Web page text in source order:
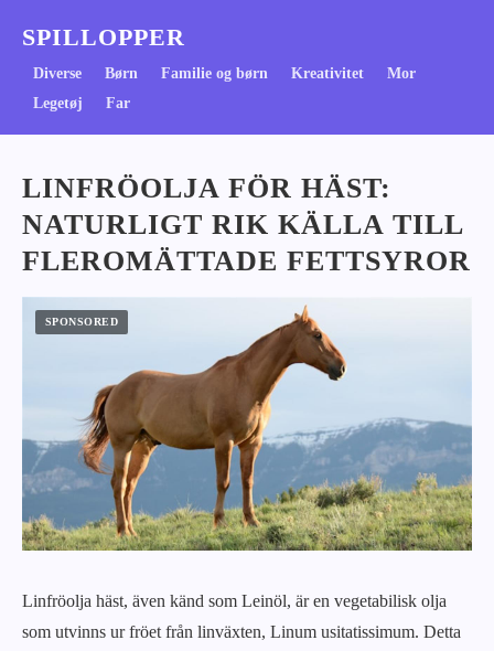
SPILLOPPER
Diverse Børn Familie og børn Kreativitet
Mor
Legetøj
Far
LINFRÖOLJA FÖR HÄST:
NATURLIGT RIK KÄLLA TILL
FLEROMÄTTADE FETTSYROR
Linfröolja häst, även känd som Leinöl, är en vegetabilisk olja
som utvinns ur fröet från linväxten, Linum usitatissimum. Detta